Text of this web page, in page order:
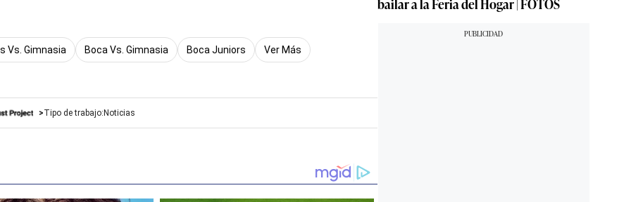
Vs. Gimnasia Boca Vs. Gimnasia Boca Juniors Ver Más
Tipo de trabajo:Noticias